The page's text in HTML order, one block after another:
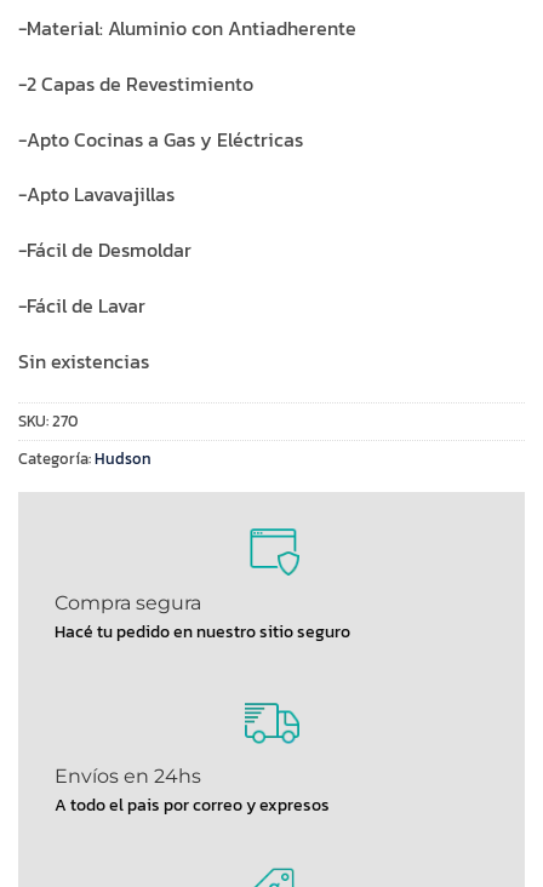
-Material: Aluminio con Antiadherente
-2 Capas de Revestimiento
-Apto Cocinas a Gas y Eléctricas
-Apto Lavavajillas
-Fácil de Desmoldar
-Fácil de Lavar
Sin existencias
SKU:270
Categoría:Hudson
Compra segura
Hacé tu pedido en nuestro sitio seguro
Envíos en 24hs
A todo el pais por correo y expresos